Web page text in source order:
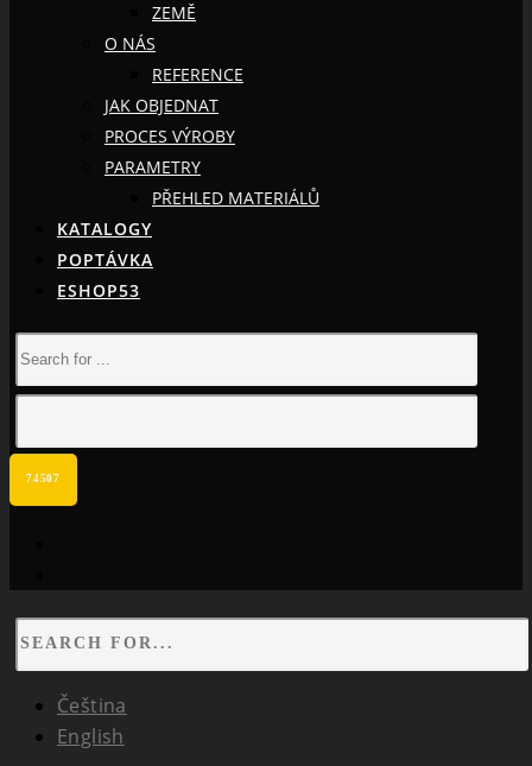
ZEMĚ
O NÁS
REFERENCE
JAK OBJEDNAT
PROCES VÝROBY
PARAMETRY
PŘEHLED MATERIÁLŮ
KATALOGY
POPTÁVKA
ESHOP53
Čeština
English